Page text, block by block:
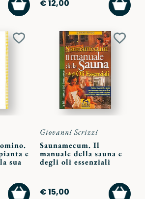
AL
CARRELLO
€ 12,00
AL
Aggiungi
e
sua
AGGIUNGI
Giovanni Scrizzi
Saunamecum. Il
manuale della sauna e
degli oli essenziali
€ 15,00